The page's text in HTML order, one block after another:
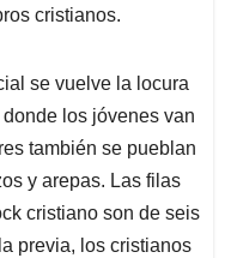
cristianos.
se vuelve la locura
los jóvenes van
también se pueblan
y arepas. Las filas
cristiano son de seis
previa, los cristianos